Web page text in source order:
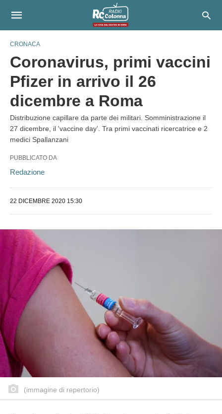
CRONACA
Coronavirus, primi vaccini
Pfizer in arrivo il 26
dicembre a Roma
Distribuzione capillare da parte dei militari. Somministrazione il
27 dicembre, il 'vaccine day'. Tra primi vaccinati ricercatrice e 2
medici Spallanzani
PUBBLICATO DA
Redazione
22 DICEMBRE 2020 15:30
(immagine di repertorio)